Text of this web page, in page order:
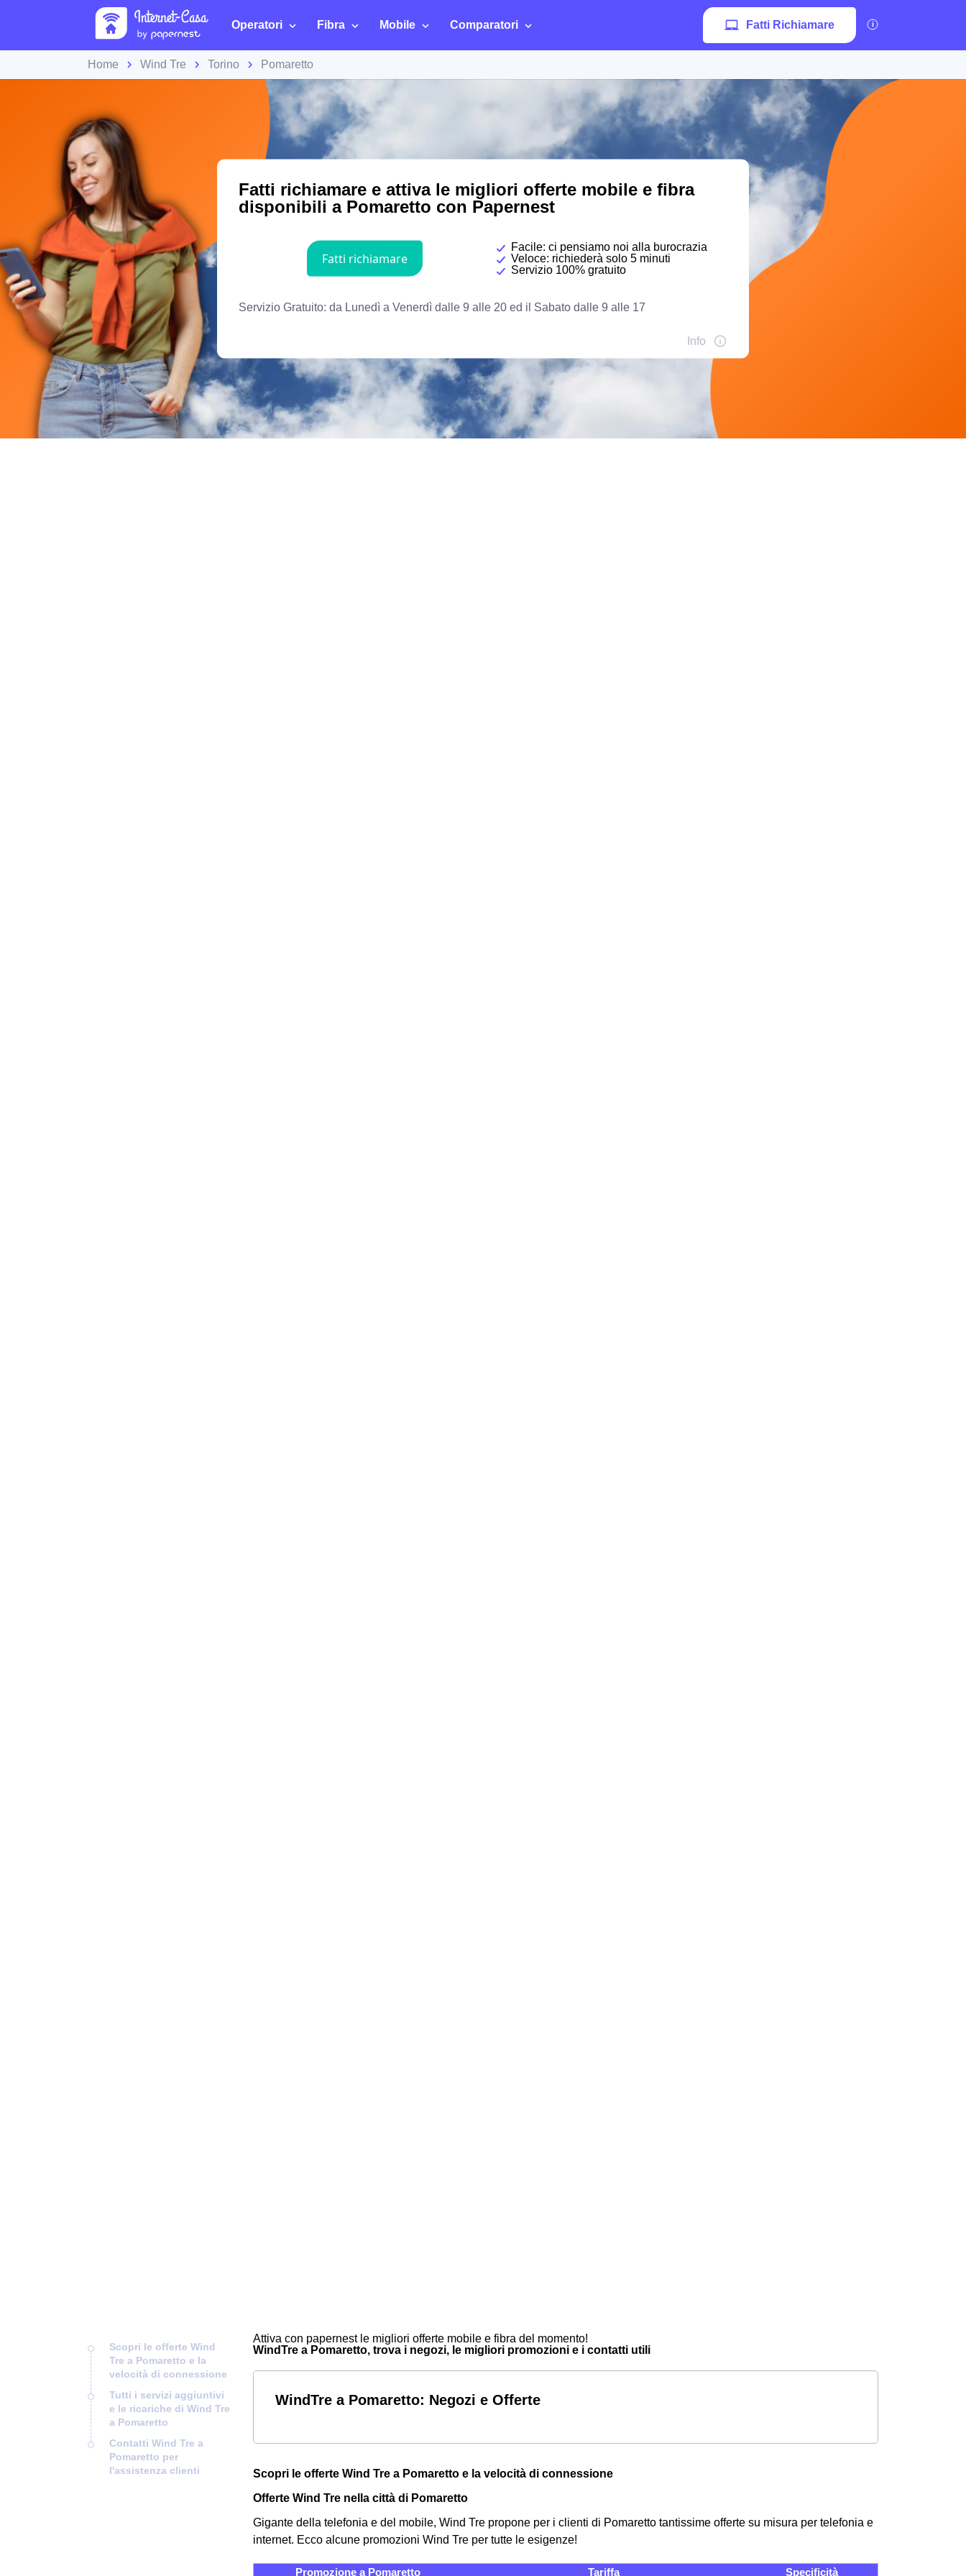
Operatori Fibra Mobile Comparatori Fatti Richiamare
Home Wind Tre Torino Pomaretto
Scopri le offerte Wind
Tre a Pomaretto e la
velocità di connessione
Tutti i servizi aggiuntivi
e le ricariche di Wind Tre
a Pomaretto
Contatti Wind Tre a
Pomaretto per
l'assistenza clienti
Attiva con papernest le migliori offerte mobile e fibra del momento!
WindTre a Pomaretto, trova i negozi, le migliori promozioni e i contatti utili
WindTre a Pomaretto: Negozi e Offerte
Scopri le offerte Wind Tre a Pomaretto e la velocità di connessione
Offerte Wind Tre nella città di Pomaretto
Gigante della telefonia e del mobile, Wind Tre propone per i clienti di Pomaretto tantissime offerte su misura per telefonia e
internet. Ecco alcune promozioni Wind Tre per tutte le esigenze!
Promozione a Pomaretto Tariffa Specificità